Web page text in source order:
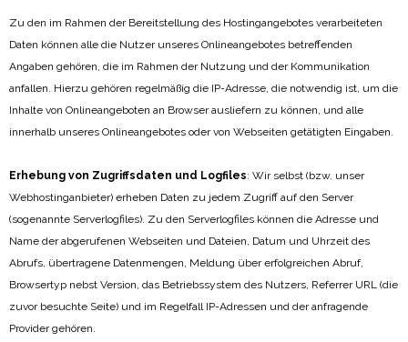
Zu den im Rahmen der Bereitstellung des Hostingangebotes verarbeiteten
Daten können alle die Nutzer unseres Onlineangebotes betreffenden
Angaben gehören, die im Rahmen der Nutzung und der Kommunikation
anfallen. Hierzu gehören regelmäßig die IP-Adresse, die notwendig ist, um die
Inhalte von Onlineangeboten an Browser ausliefern zu können, und alle
innerhalb unseres Onlineangebotes oder von Webseiten getätigten Eingaben.
Erhebung von Zugriffsdaten und Logfiles: Wir selbst (bzw. unser
Webhostinganbieter) erheben Daten zu jedem Zugriff auf den Server
(sogenannte Serverlogfiles). Zu den Serverlogfiles können die Adresse und
Name der abgerufenen Webseiten und Dateien, Datum und Uhrzeit des
Abrufs, übertragene Datenmengen, Meldung über erfolgreichen Abruf,
Browsertyp nebst Version, das Betriebssystem des Nutzers, Referrer URL (die
zuvor besuchte Seite) und im Regelfall IP-Adressen und der anfragende
Provider gehören.